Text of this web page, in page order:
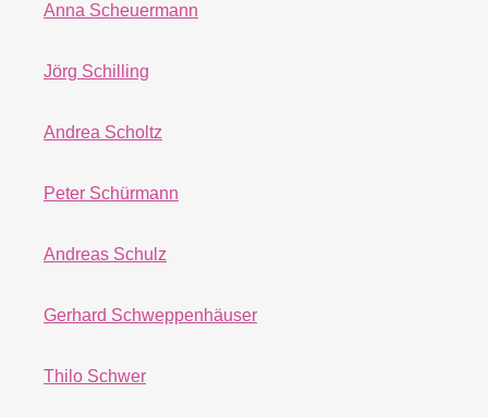
Anna Scheuermann
Jörg Schilling
Andrea Scholtz
Peter Schürmann
Andreas Schulz
Gerhard Schweppenhäuser
Thilo Schwer